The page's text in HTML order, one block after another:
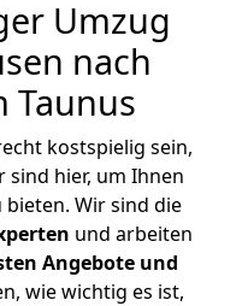
Umzug
nach
Taunus
kostspielig sein,
sind hier, um Ihnen
bieten. Wir sind die
und arbeiten
Angebote und
wie wichtig es ist,